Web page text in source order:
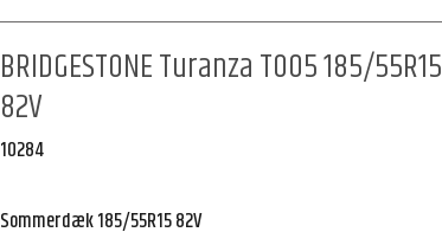
BRIDGESTONE Turanza T005 185/55R15
82V
10284
Sommerdæk 185/55R15 82V